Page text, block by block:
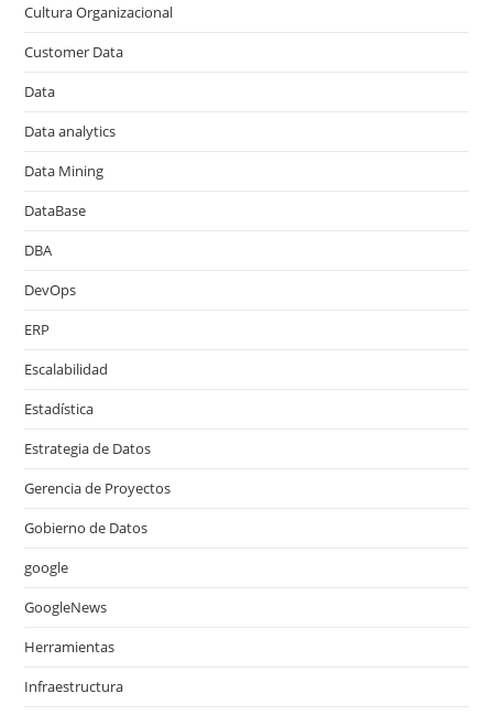
Cultura Organizacional
Customer Data
Data
Data analytics
Data Mining
DataBase
DBA
DevOps
ERP
Escalabilidad
Estadística
Estrategia de Datos
Gerencia de Proyectos
Gobierno de Datos
google
GoogleNews
Herramientas
Infraestructura